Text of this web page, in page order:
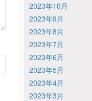
2023年10月
2023年9月
2023年8月
2023年7月
2023年6月
2023年5月
2023年4月
2023年3月